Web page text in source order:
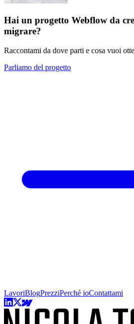
Hai un progetto Webflow da
migrare?
Raccontami da dove parti e cosa vuoi
Parliamo del progetto
LavoriBlogPrezziPerché ioContattami